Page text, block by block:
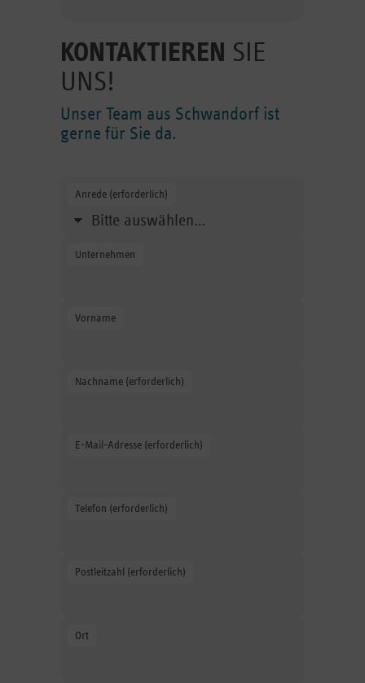
KONTAKTIEREN SIE
UNS!
Unser Team aus Schwandorf ist
gerne für Sie da.
Anrede (erforderlich)
Unternehmen
Vorname
Nachname (erforderlich)
E-Mail-Adresse (erforderlich)
Telefon (erforderlich)
Postleitzahl (erforderlich)
Ort